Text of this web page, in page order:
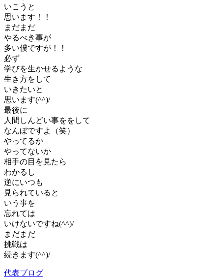
いこうと
思います！！
まだまだ
やるべき事が
多い僕ですが！！
必ず
学びを生かせるような
生き方をして
いきたいと
思います(^^)/
最後に
人間しんどい事ををして
なんぼですよ（笑）
やってるか
やってないか
相手の目を見たら
わかるし
逆にいつも
見られていると
いう事を
忘れては
いけないですね(^^)/
まだまだ
挑戦は
続きます(^^)/
代表ブログ